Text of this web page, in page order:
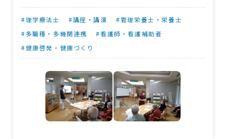
師、医師、管理栄養士、理学療法士、薬剤師）
がシリーズ化して解説。月1回、各分野の専門ス
タッフが日常生活で気を付けたいポイントを分
初回の4月23日は、堀岡瑞穂看護師（愛媛地域
糖尿病療養指導士）が「糖尿病とは －知れば変
わるきっかけに－」をテーマに病気の概要、関
連疾患等を解説。参加した外来患者さん6人は、
#理学療法士 #講座・講演
#管理栄養士・栄養士
#多職種・多機関連携
#看護師・看護補助者
#健康啓発・健康づくり